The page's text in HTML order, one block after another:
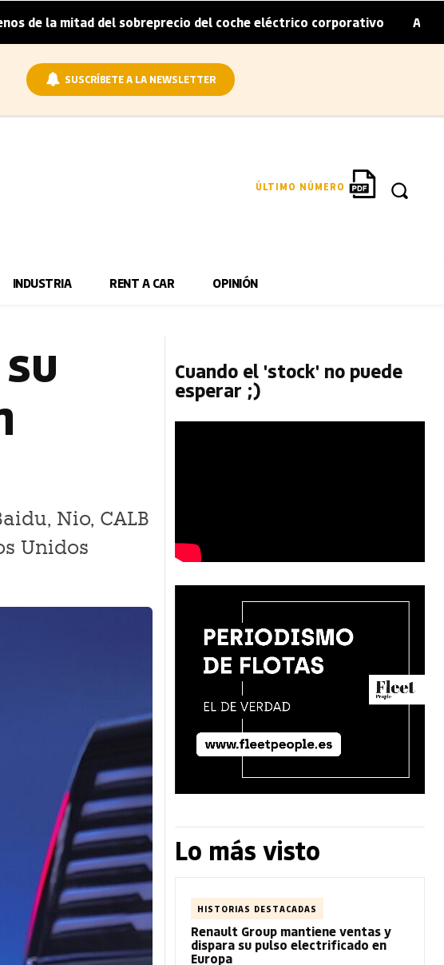
del sobreprecio del coche eléctrico corporativo | Arval
SUSCRÍBETE A LA NEWSLETTER
ÚLTIMO NÚMERO
INDUSTRIA RENT A CAR OPINIÓN
Nio, CALB
Unidos
Cuando el 'stock' no puede
esperar ;)
Lo más visto
HISTORIAS DESTACADAS
Renault Group mantiene ventas y
dispara su pulso electrificado en
Europa